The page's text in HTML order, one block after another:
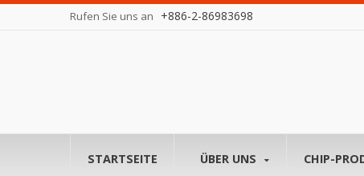
Rufen Sie uns an +886-2-86983698
STARTSEITE ÜBER UNS CHIP-